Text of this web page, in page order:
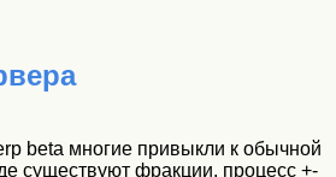
beta многие привыкли к обычной
существуют фракции, процесс +-